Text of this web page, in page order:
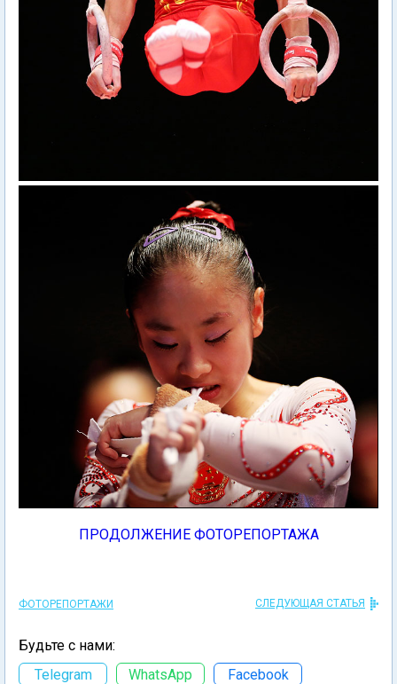
ПРОДОЛЖЕНИЕ ФОТОРЕПОРТАЖА
ФОТОРЕПОРТАЖИ СЛЕДУЮЩАЯ СТАТЬЯ
Будьте с нами:
Telegram
WhatsApp Facebook